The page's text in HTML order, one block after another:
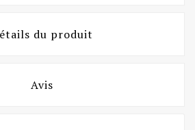
du produit
Avis